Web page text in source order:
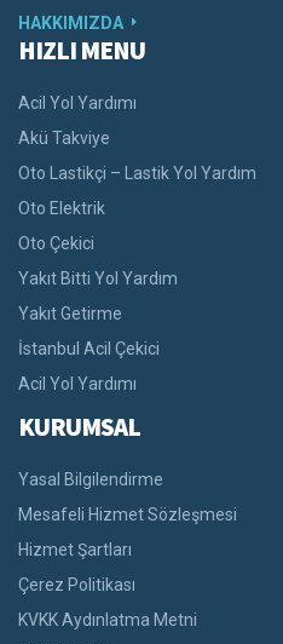
HAKKIMIZDA
HIZLI MENU
Acil Yol Yardımı
Akü Takviye
Oto Lastikçi – Lastik Yol Yardım
Oto Elektrik
Oto Çekici
Yakıt Bitti Yol Yardım
Yakıt Getirme
İstanbul Acil Çekici
Acil Yol Yardımı
KURUMSAL
Yasal Bilgilendirme
Mesafeli Hizmet Sözleşmesi
Hizmet Şartları
Çerez Politikası
KVKK Aydınlatma Metni